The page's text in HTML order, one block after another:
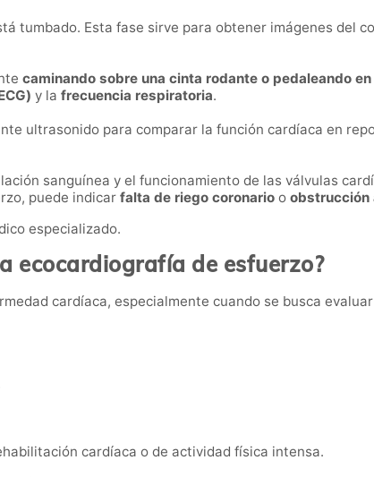
tumbado. Esta fase sirve para obtener imágenes del
caminando sobre una cinta rodante o pedaleando
y la frecuencia respiratoria.
ultrasonido para comparar la función cardíaca en
sanguínea y el funcionamiento de las válvulas
puede indicar falta de riego coronario o obstrucción
especializado.
ecocardiografía de esfuerzo?
cardíaca, especialmente cuando se busca
cardíaca o de actividad física intensa.